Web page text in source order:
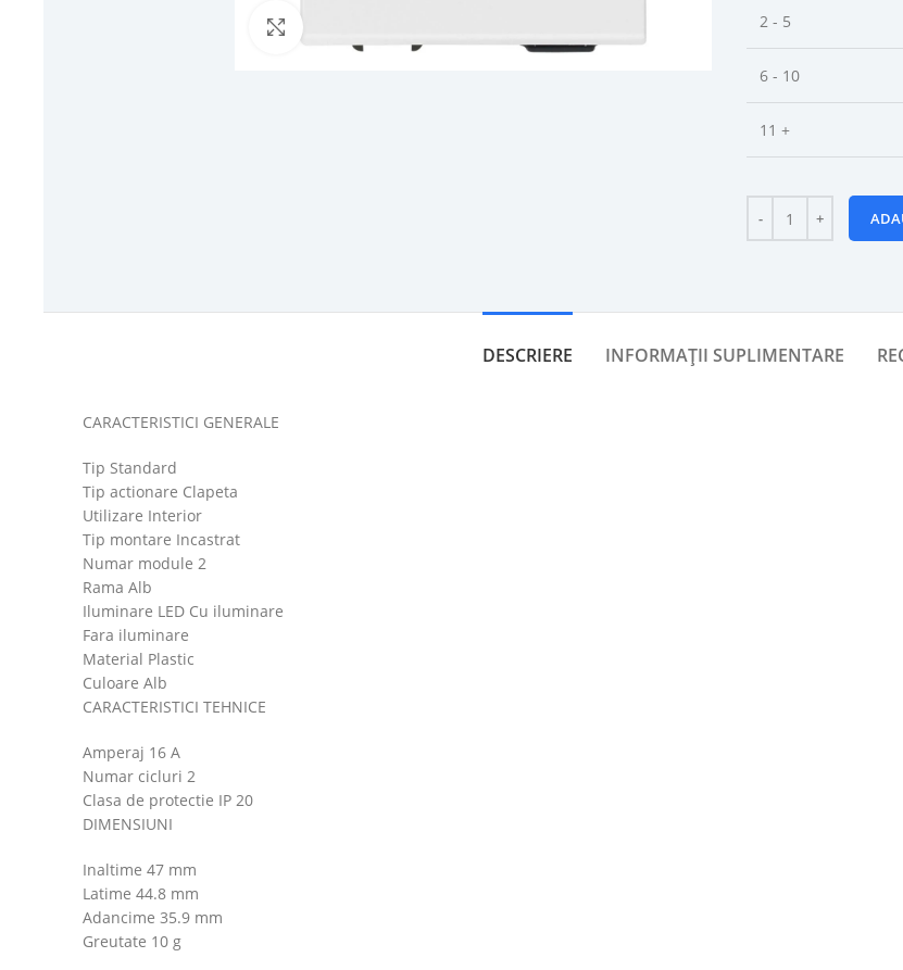
Click to enlarge 2 - 5
6 - 10
11 +
DESCRIERE INFORMAȚII SUPLIMENTARE
CARACTERISTICI GENERALE
Tip Standard
Tip actionare Clapeta
Utilizare Interior
Tip montare Incastrat
Numar module 2
Rama Alb
Iluminare LED Cu iluminare
Fara iluminare
Material Plastic
Culoare Alb
CARACTERISTICI TEHNICE
Amperaj 16 A
Numar cicluri 2
Clasa de protectie IP 20
DIMENSIUNI
Inaltime 47 mm
Latime 44.8 mm
Adancime 35.9 mm
Greutate 10 g